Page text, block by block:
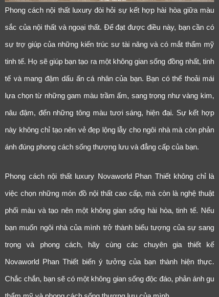
Phong cách nội thất luxury đòi hỏi sự kết hợp hài hòa giữa màu
sắc của nội thất và ngoại thất. Để đạt được điều này, bạn cần có
sự trợ giúp của những kiến trúc sư tài năng và có mắt thẩm mỹ
tinh tế. Họ sẽ giúp bạn tạo ra một không gian sống đồng nhất, tinh
tế và mang đậm dấu ấn cá nhân của bạn. Bạn có thể thoải mái
lựa chọn từ những gam màu trầm ấm, sang trọng như vàng kim,
nâu đậm, đến những tông màu tươi sáng, hiện đại. Sự kết hợp
này không chỉ tạo nên vẻ đẹp lộng lẫy cho ngôi nhà mà còn phản
ánh đúng phong cách sống thượng lưu và đẳng cấp của bạn.
Phong cách nội thất luxury Novaworld Phan Thiết không chỉ là
việc chọn những món đồ nội thất cao cấp, mà còn là nghệ thuật
phối màu và tạo nên một không gian sống hài hòa, tinh tế. Nếu
bạn muốn ngôi nhà của mình trở thành biểu tượng của sự sang
trọng và phong cách, hãy cùng các chuyên gia thiết kế
Novaworld Phan Thiết biến ý tưởng của bạn thành hiện thực.
Chắc chắn, bạn sẽ có một không gian sống độc đáo, phản ánh gu